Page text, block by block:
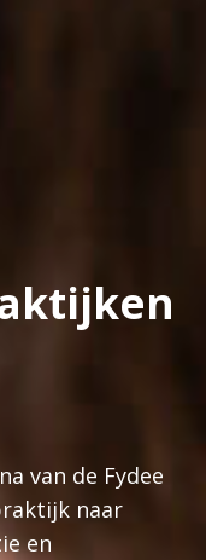
van de Fydee
naar
en